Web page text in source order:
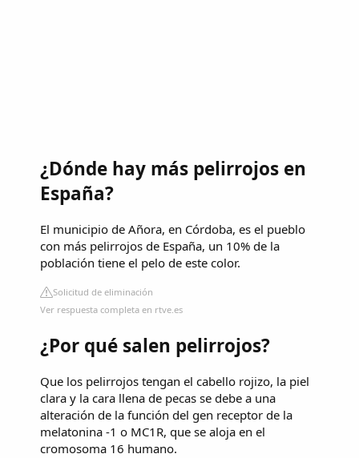
¿Dónde hay más pelirrojos en
España?
El municipio de Añora, en Córdoba, es el pueblo
con más pelirrojos de España, un 10% de la
población tiene el pelo de este color.
Solicitud de eliminación
Ver respuesta completa en rtve.es
¿Por qué salen pelirrojos?
Que los pelirrojos tengan el cabello rojizo, la piel
clara y la cara llena de pecas se debe a una
alteración de la función del gen receptor de la
melatonina -1 o MC1R, que se aloja en el
cromosoma 16 humano.